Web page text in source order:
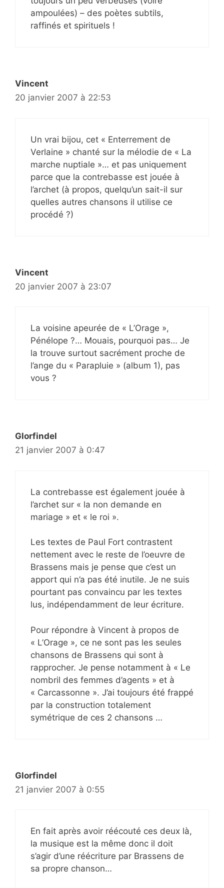
ampoulées) – des poètes subtils,
raffinés et spirituels !
Vincent
20 janvier 2007 à 22:53
Un vrai bijou, cet « Enterrement de
Verlaine » chanté sur la mélodie de « La
marche nuptiale »… et pas uniquement
parce que la contrebasse est jouée à
l’archet (à propos, quelqu’un sait-il sur
quelles autres chansons il utilise ce
procédé ?)
Vincent
20 janvier 2007 à 23:07
La voisine apeurée de « L’Orage »,
Pénélope ?… Mouais, pourquoi pas… Je
la trouve surtout sacrément proche de
l’ange du « Parapluie » (album 1), pas
vous ?
Glorfindel
21 janvier 2007 à 0:47
La contrebasse est également jouée à
l’archet sur « la non demande en
mariage » et « le roi ».
Les textes de Paul Fort contrastent
nettement avec le reste de l’oeuvre de
Brassens mais je pense que c’est un
apport qui n’a pas été inutile. Je ne suis
pourtant pas convaincu par les textes
lus, indépendamment de leur écriture.
Pour répondre à Vincent à propos de
« L’Orage », ce ne sont pas les seules
chansons de Brassens qui sont à
rapprocher. Je pense notamment à « Le
nombril des femmes d’agents » et à
« Carcassonne ». J’ai toujours été frappé
par la construction totalement
symétrique de ces 2 chansons …
Glorfindel
21 janvier 2007 à 0:55
En fait après avoir réécouté ces deux là,
la musique est la même donc il doit
s’agir d’une réécriture par Brassens de
sa propre chanson…